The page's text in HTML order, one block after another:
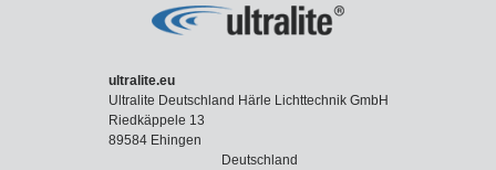
ultralite.eu
Ultralite Deutschland Härle Lichttechnik GmbH
Riedkäppele 13
89584 Ehingen
Deutschland